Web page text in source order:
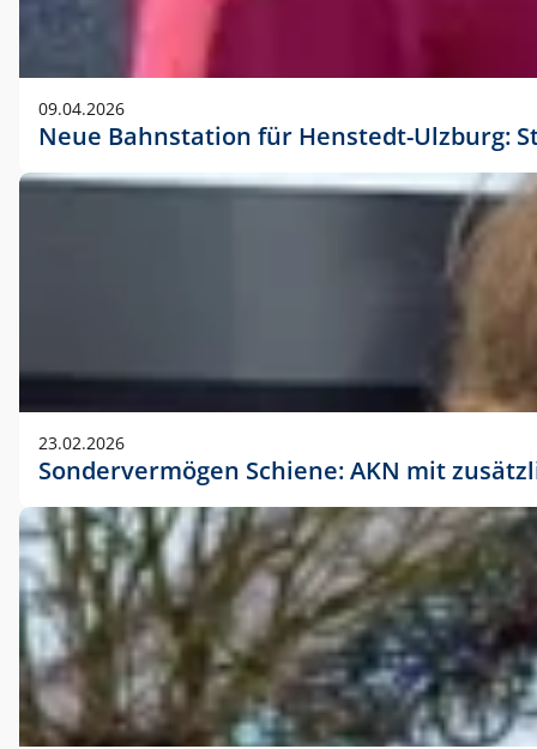
09.04.2026
Neue Bahnstation für Henstedt-Ulzburg:
23.02.2026
Sondervermögen Schiene: AKN mit